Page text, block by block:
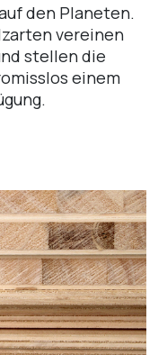
den Planeten.
vereinen
stellen die
einem